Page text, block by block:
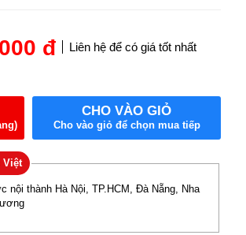
đ Liên hệ để có giá tốt nhất
CHO VÀO GIỎ
Cho vào giỏ để chọn mua tiếp
Việt
nội thành Hà Nội, TP.HCM, Đà Nẵng, Nha